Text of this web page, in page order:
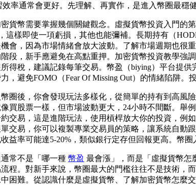
率通常會更好。先理解、再實作，是進入幣圈最穩健
貨幣需要掌握幾個關鍵觀念。虛擬貨幣投資入門的
這樣即使一項虧損，其他也能彌補。長期持有（
會，因為市場情緒會放大波動。了解市場週期也
段，新手應避免在高點重押。加密貨幣投資教學
得稅，建議記錄每筆交易。幣盈（biying）平台提
，避免FOMO（Fear Of Missing Out）的情緒陷阱
圈後，你會發現玩法多樣化，從簡單的持有到高
買股票一樣，但市場波動更大，24小時不間斷。
交易，這是進階玩法，使用槓桿放大你的投資，例
交易，你可以複製專業交易員的策略，讓系統自
益率可能達5-20%，類似銀行定存但回報更高。幣
常不是「哪一種 幣盈 最會漲」，而是「虛擬貨幣怎
程。對新手來說，幣圈最大的門檻往往不是技術
困難。從認識什麼是虛擬貨幣、了解加密貨幣怎